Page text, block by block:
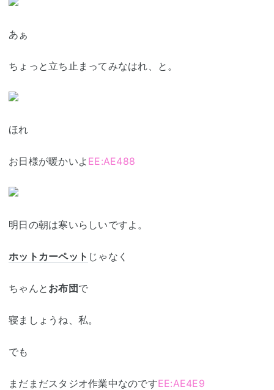
あぁ
ちょっと立ち止まってみなはれ、と。
ほれ
お日様が暖かいよ EE:AE488
明日の朝は寒いらしいですよ。
ホットカーペット じゃなく
ちゃんと お布団 で
寝ましょうね、私。
でも
まだまだスタジオ作業中なのですEE:AE4E9